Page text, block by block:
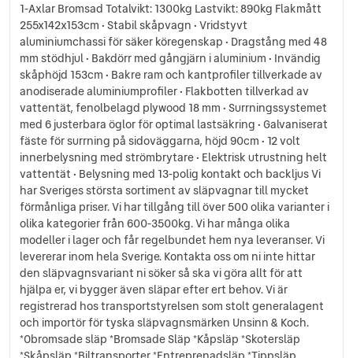
1-Axlar Bromsad Totalvikt: 1300kg Lastvikt: 890kg Flakmått
255x142x153cm • Stabil skåpvagn • Vridstyvt
aluminiumchassi för säker köregenskap • Dragstång med 48
mm stödhjul • Bakdörr med gångjärn i aluminium • Invändig
skåphöjd 153cm • Bakre ram och kantprofiler tillverkade av
anodiserade aluminiumprofiler • Flakbotten tillverkad av
vattentät, fenolbelagd plywood 18 mm • Surrningssystemet
med 6 justerbara öglor för optimal lastsäkring • Galvaniserat
fäste för surrning på sidoväggarna, höjd 90cm • 12 volt
innerbelysning med strömbrytare • Elektrisk utrustning helt
vattentät • Belysning med 13-polig kontakt och backljus Vi
har Sveriges största sortiment av släpvagnar till mycket
förmånliga priser. Vi har tillgång till över 500 olika varianter i
olika kategorier från 600-3500kg. Vi har många olika
modeller i lager och får regelbundet hem nya leveranser. Vi
levererar inom hela Sverige. Kontakta oss om ni inte hittar
den släpvagnsvariant ni söker så ska vi göra allt för att
hjälpa er, vi bygger även släpar efter ert behov. Vi är
registrerad hos transportstyrelsen som stolt generalagent
och importör för tyska släpvagnsmärken Unsinn & Koch.
*Obromsade släp *Bromsade Släp *Kåpsläp *Skotersläp